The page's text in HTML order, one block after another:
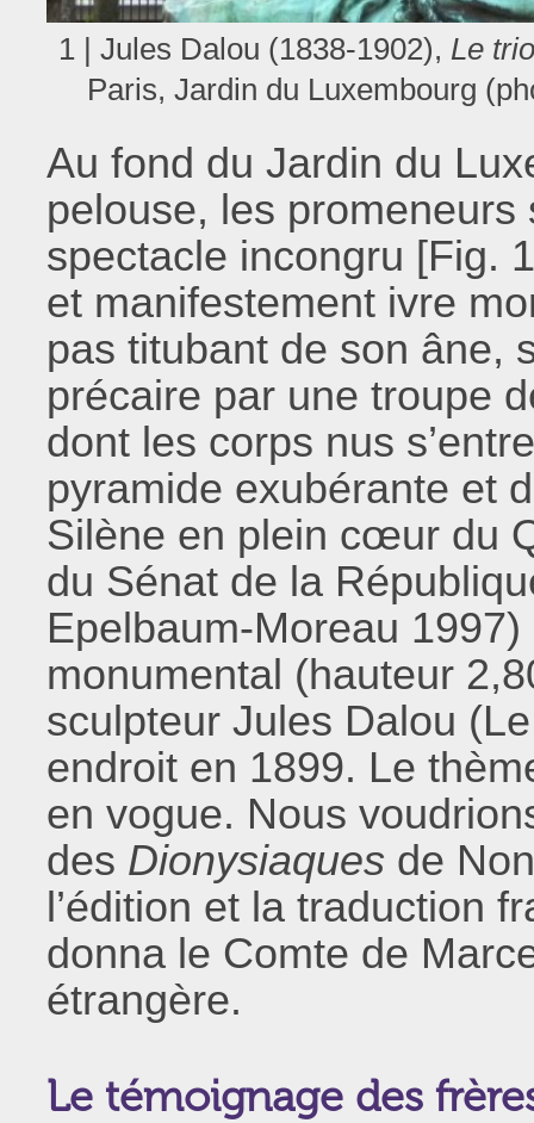
1 | Jules Dalou (1838-1902), Le
Paris, Jardin du Luxembourg
Au fond du Jardin du
pelouse, les
spectacle incongru [Fig.
et manifestement ivre
pas titubant de son âne,
précaire par une troupe
dont les corps nus
pyramide exubérante et
Silène en plein cœur du
du Sénat de la
Epelbaum-Moreau
monumental (hauteur
sculpteur Jules Dalou
endroit en 1899. Le
en vogue. Nous
des Dionysiaques de
l’édition et la traduction
donna le Comte de
étrangère.
Le témoignage des